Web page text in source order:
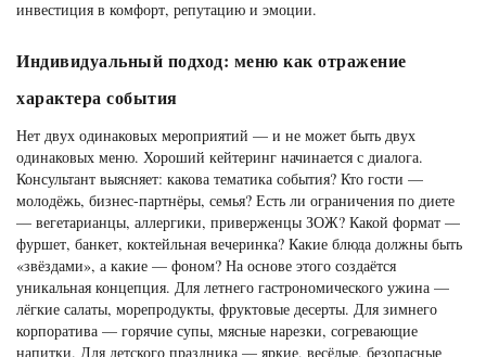
инвестиция в комфорт, репутацию и эмоции.
Индивидуальный подход: меню как отражение
характера события
Нет двух одинаковых мероприятий — и не может быть двух
одинаковых меню. Хороший кейтеринг начинается с диалога.
Консультант выясняет: какова тематика события? Кто гости —
молодёжь, бизнес-партнёры, семья? Есть ли ограничения по диете
— вегетарианцы, аллергики, приверженцы ЗОЖ? Какой формат —
фуршет, банкет, коктейльная вечеринка? Какие блюда должны быть
«звёздами», а какие — фоном? На основе этого создаётся
уникальная концепция. Для летнего гастрономического ужина —
лёгкие салаты, морепродукты, фруктовые десерты. Для зимнего
корпоратива — горячие супы, мясные нарезки, согревающие
напитки. Для детского праздника — яркие, весёлые, безопасные